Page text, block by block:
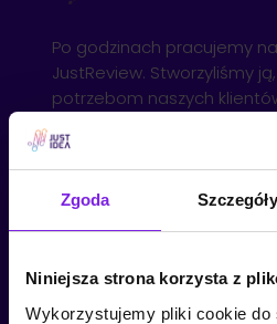
Zgoda Szczegóły
Niniejsza strona korzysta z
Wykorzystujemy pliki cookie do
Po godzinach pracujemy
JustReview. Stworzyliśmy
potrzebom naszych
sprzedażowe!
słuszności gromadzimy
naszych klientów i
internetowych, by
z Google, Facebook,
nigdy nie była prostsza.